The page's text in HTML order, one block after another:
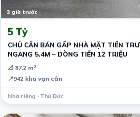
3 giờ trước
5 Tỷ
CHỦ CẦN BÁN GẤP NHÀ MẶT TIỀN
NGANG 5.4M – DÒNG TIỀN 12 TRIỆU
📐 87.2 m²
📍942 kha vạn cân
Nhà riêng · Thủ Đức